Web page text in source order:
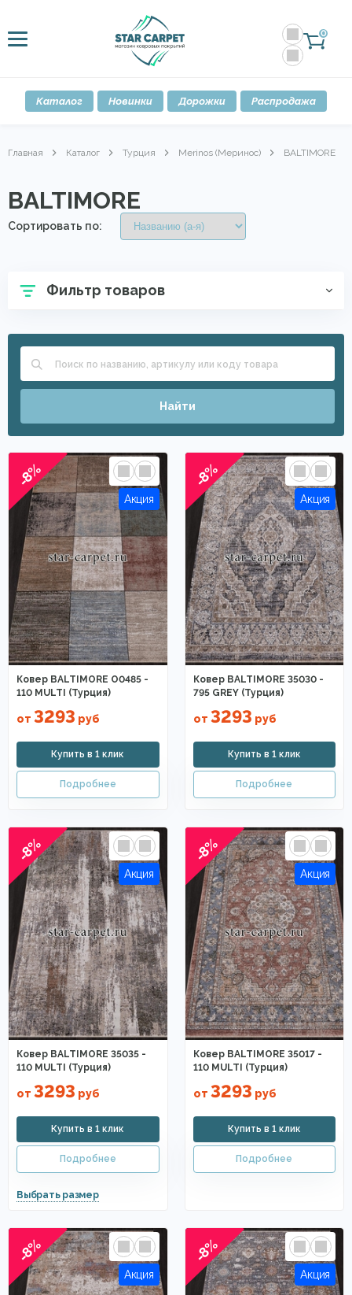
0
Каталог Новинки Дорожки Распродажа
Главная Каталог Турция Merinos (Меринос) BALTIMORE
BALTIMORE
Сортировать по:
Фильтр товаров
Найти
-8%
Ковер BALTIMORE O0485 -
110 MULTI (Турция)
от 3293 руб
-8%
Ковер BALTIMORE 35030 -
795 GREY (Турция)
от 3293 руб
-8%
Ковер BALTIMORE 35035 -
110 MULTI (Турция)
от 3293 руб
-8%
Ковер BALTIMORE 35017 -
110 MULTI (Турция)
от 3293 руб
-8% -8%